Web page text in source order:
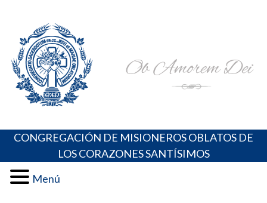
content
Portal de los Padres Oblatos. Advocaciones Marianas,
Oraciones, Música religiosa y más
CONGREGACIÓN DE MISIONEROS OBLATOS DE
LOS CORAZONES SANTÍSIMOS
Menú